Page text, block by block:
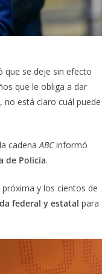
que se deje sin efecto
que le obliga a dar
no está claro cuál puede
cadena ABCinformó
de Policía.
y los cientos de
federal y estatal para